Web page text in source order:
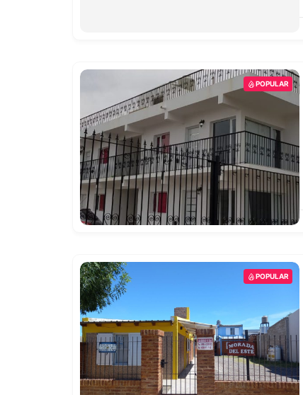
POPULAR
POPULAR